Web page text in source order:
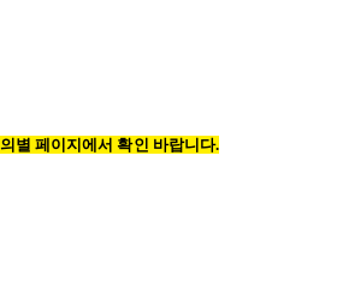
별 페이지에서 확인 바랍니다.